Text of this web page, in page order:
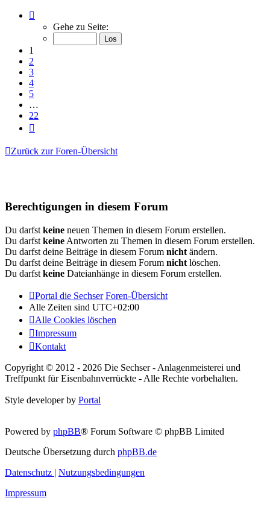
von
Gehe zu Seite:
1
2
3
4
5
…
22
Zurück zur Foren-Übersicht
Berechtigungen in diesem Forum
Du darfst keine neuen Themen in diesem Forum erstellen.
Du darfst keine Antworten zu Themen in diesem Forum erstellen.
Du darfst deine Beiträge in diesem Forum nicht ändern.
Du darfst deine Beiträge in diesem Forum nicht löschen.
Du darfst keine Dateianhänge in diesem Forum erstellen.
Portal die Sechser Foren-Übersicht
Alle Zeiten sind UTC+02:00
Alle Cookies löschen
Impressum
Kontakt
Copyright © 2012 - 2026 Die Sechser - Anlagenmeisterei und
Treffpunkt für Eisenbahnverrückte - Alle Rechte vorbehalten.
Style developer by Portal
Powered by phpBB® Forum Software © phpBB Limited
Deutsche Übersetzung durch phpBB.de
Datenschutz | Nutzungsbedingungen
Impressum